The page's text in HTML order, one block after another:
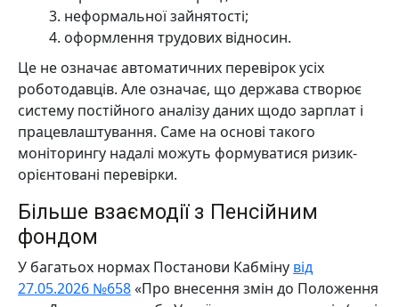
неформальної зайнятості;
оформлення трудових відносин.
Це не означає автоматичних перевірок усіх
роботодавців. Але означає, що держава створює
систему постійного аналізу даних щодо зарплат і
працевлаштування. Саме на основі такого
моніторингу надалі можуть формуватися ризик-
орієнтовані перевірки.
Більше взаємодії з Пенсійним
фондом
У багатьох нормах Постанови Кабміну від
27.05.2026 №658«Про внесення змін до Положення